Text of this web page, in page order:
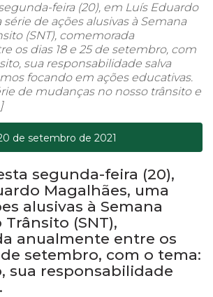
feira (20), em Luís Eduardo
de ações alusivas à Semana
(SNT), comemorada
os dias 18 e 25 de setembro, com
sua responsabilidade salva
focando em ações educativas.
de mudanças no nosso trânsito e
de setembro de 2021
segunda-feira (20),
Magalhães, uma
alusivas à Semana
(SNT),
anualmente entre os
de setembro, com o tema:
sua responsabilidade